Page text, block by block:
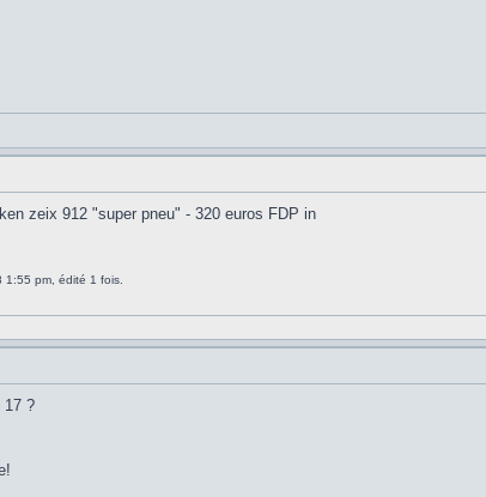
zeix 912 "super pneu" - 320 euros FDP in
1:55 pm, édité 1 fois.
17 ?